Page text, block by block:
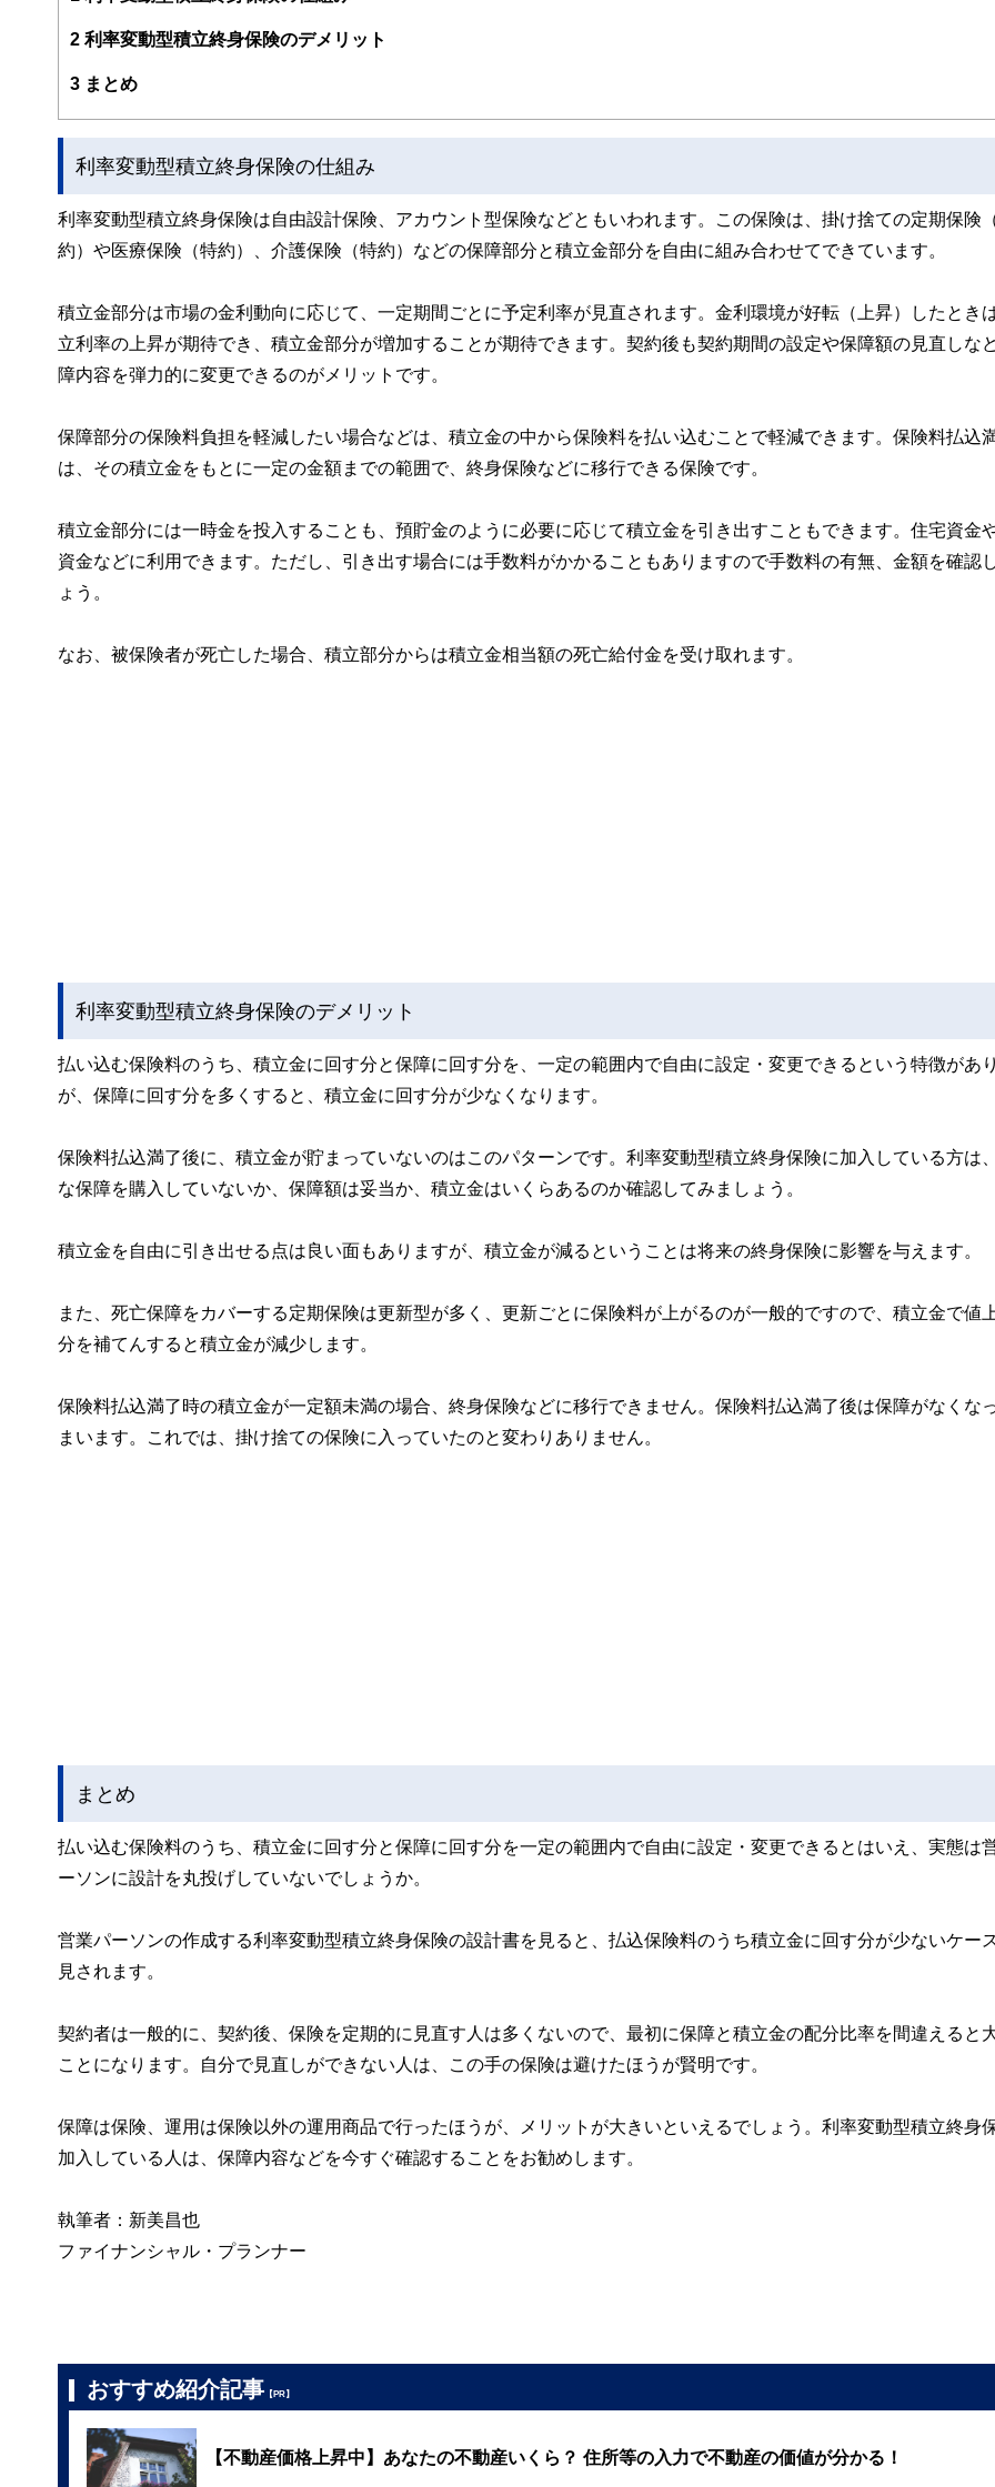
2 利率変動型積立終身保険のデメリット
3 まとめ
利率変動型積立終身保険の仕組み
利率変動型積立終身保険は自由設計保険、アカウント型保険などともいわれます。この保険は、掛け捨ての定期保険
約）や医療保険（特約）、介護保険（特約）などの保障部分と積立金部分を自由に組み合わせてできています。
積立金部分は市場の金利動向に応じて、一定期間ごとに予定利率が見直されます。金利環境が好転（上昇）したとき
立利率の上昇が期待でき、積立金部分が増加することが期待できます。契約後も契約期間の設定や保障額の見直しな
障内容を弾力的に変更できるのがメリットです。
保障部分の保険料負担を軽減したい場合などは、積立金の中から保険料を払い込むことで軽減できます。保険料払込
は、その積立金をもとに一定の金額までの範囲で、終身保険などに移行できる保険です。
積立金部分には一時金を投入することも、預貯金のように必要に応じて積立金を引き出すこともできます。住宅資金
資金などに利用できます。ただし、引き出す場合には手数料がかかることもありますので手数料の有無、金額を確認
ょう。
なお、被保険者が死亡した場合、積立部分からは積立金相当額の死亡給付金を受け取れます。
利率変動型積立終身保険のデメリット
払い込む保険料のうち、積立金に回す分と保障に回す分を、一定の範囲内で自由に設定・変更できるという特徴があ
が、保障に回す分を多くすると、積立金に回す分が少なくなります。
保険料払込満了後に、積立金が貯まっていないのはこのパターンです。利率変動型積立終身保険に加入している方は
な保障を購入していないか、保障額は妥当か、積立金はいくらあるのか確認してみましょう。
積立金を自由に引き出せる点は良い面もありますが、積立金が減るということは将来の終身保険に影響を与えます。
また、死亡保障をカバーする定期保険は更新型が多く、更新ごとに保険料が上がるのが一般的ですので、積立金で値
分を補てんすると積立金が減少します。
保険料払込満了時の積立金が一定額未満の場合、終身保険などに移行できません。保険料払込満了後は保障がなくな
まいます。これでは、掛け捨ての保険に入っていたのと変わりありません。
まとめ
払い込む保険料のうち、積立金に回す分と保障に回す分を一定の範囲内で自由に設定・変更できるとはいえ、実態は
ーソンに設計を丸投げしていないでしょうか。
営業パーソンの作成する利率変動型積立終身保険の設計書を見ると、払込保険料のうち積立金に回す分が少ないケー
見されます。
契約者は一般的に、契約後、保険を定期的に見直す人は多くないので、最初に保障と積立金の配分比率を間違えると
ことになります。自分で見直しができない人は、この手の保険は避けたほうが賢明です。
保障は保険、運用は保険以外の運用商品で行ったほうが、メリットが大きいといえるでしょう。利率変動型積立終身
加入している人は、保障内容などを今すぐ確認することをお勧めします。
執筆者：新美昌也
ファイナンシャル・プランナー
おすすめ紹介記事 【PR】
【不動産価格上昇中】あなたの不動産いくら？ 住所等の入力で不動産の価値が分かる！